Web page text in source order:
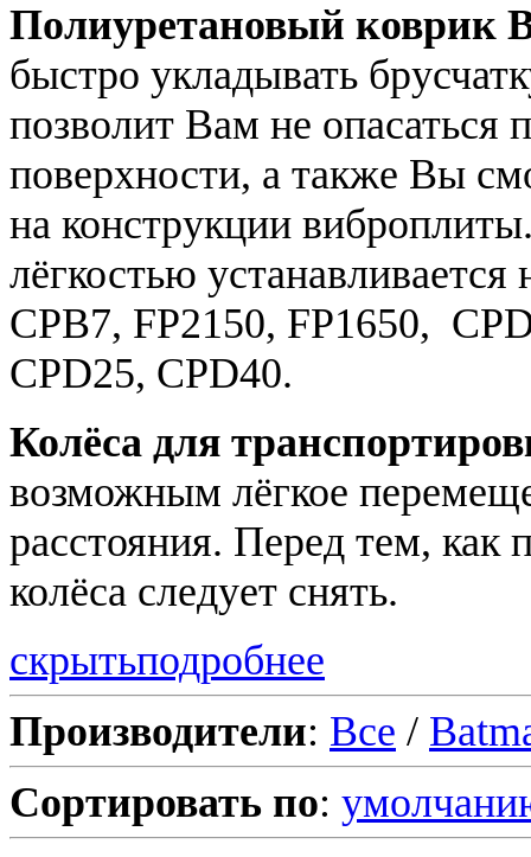
Полиуретановый коврик
быстро укладывать
позволит Вам не опасаться
поверхности, а также Вы
на конструкции
лёгкостью
CPB7, FP2150, FP1650,
CPD25, CPD40.
Колёса для
возможным лёгкое
расстояния. Перед тем, как
колёса следует снять.
скрытьподробнее
Производители: Все /
Сортировать по: